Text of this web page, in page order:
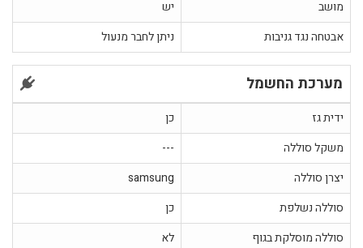
מושב
אבטחה נגד גניבות
ניתן לחבר מנעול
מערכת החשמל
ידית גז
משקל סוללה
יצרן סוללה
samsung
סוללה נשלפת
סוללה מוסלקת בגוף
לא